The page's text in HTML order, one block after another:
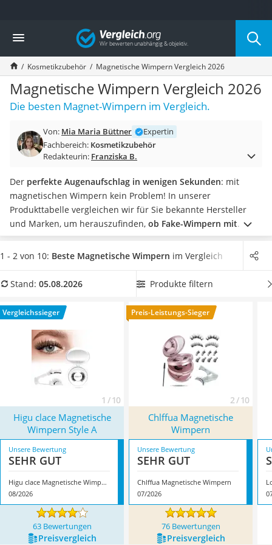
Die beliebtesten Vergleiche nach Kategorie
Drogerie
Inhalator
Haarschneider
Rollator
Braun Rasierer
Katzenklappe (Chip)
Masturbator
Massagepistole
Reisehaartrockner
Eiweißpulver
Magnesiumpräparat
Katzenklappe
Nackenmassagegerät
Zeckenschutz Katze
Oral-B elektrische Zahnbürste
leichter Haartrockner
Schildkrötenhaus
Mineralfutter Pferd
Vergleich
Kosmetikzubehör Magnetische Wimpern Vergleich 2026
Magnetische Wimpern Vergleich 2026
Die besten Magnet-Wimpern im Vergleich.
Von: Mia Maria Büttner
Expertin
Fachbereich: Kosmetikzubehör
Redakteurin: Franziska B.
Der perfekte Augenaufschlag in wenigen Sekunden: mit
magnetischen Wimpern kein Problem! In unserer
Produkttabelle vergleichen wir für Sie bekannte Hersteller
und Marken, um herauszufinden, ob Fake-Wimpern mit
Magnet-Mechanismuswirklich das halten, was sie
versprechen.Finden Sie heraus, welche Wimpern sich
lohnt, sich für ein Produkt mit Wimpernzange zu
besonders das Modell
Higu clace Magnetische Wimpern Style
A* mit seinen Eigenschaften.
1 - 2 von 10: Beste Magnetische Wimpern im Vergleich
Stand: 05.08.2026 Produkte filtern
Vergleichssieger
1 / 10
Preis-Leistungs-Sieger
2 / 10
Higu clace Magnetische
Wimpern Style A
Chlffua Magnetische
Wimpern
Unsere Bewertung
SEHR GUT
Higu clace Magnetische Wimpern Style A
08/2026
Unsere Bewertung
SEHR GUT
Chlffua Magnetische Wimpern
07/2026
63 Bewertungen 76 Bewertungen
Preis­vergleich Preis­vergleich